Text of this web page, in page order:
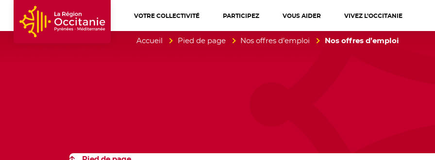
Accueil Région Occitanie / Pyrénées-Méditerranée
VOTRE COLLECTIVITÉ PARTICIPEZ VOUS AIDER VIVEZ L’OCCITANIE
Accueil Pied de page Nos offres d’emploi Nos offres d’emploi